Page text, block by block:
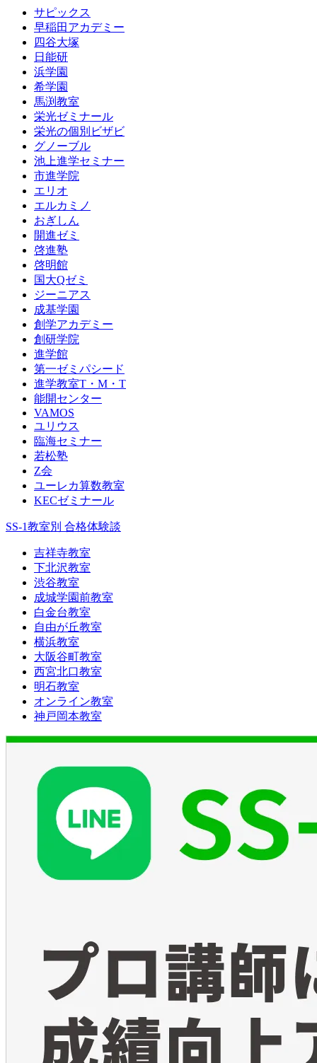
サピックス
早稲田アカデミー
四谷大塚
日能研
浜学園
希学園
馬渕教室
栄光ゼミナール
栄光の個別ビザビ
グノーブル
池上進学セミナー
市進学院
エリオ
エルカミノ
おぎしん
開進ゼミ
啓進塾
啓明館
国大Qゼミ
ジーニアス
成基学園
創学アカデミー
創研学院
進学館
第一ゼミパシード
進学教室T・М・T
能開センター
VAMOS
ユリウス
臨海セミナー
若松塾
Z会
ユーレカ算数教室
KECゼミナール
SS-1教室別 合格体験談
吉祥寺教室
下北沢教室
渋谷教室
成城学園前教室
白金台教室
自由が丘教室
横浜教室
大阪谷町教室
西宮北口教室
明石教室
オンライン教室
神戸岡本教室